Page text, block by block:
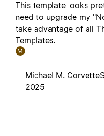
This template looks
need to upgrade my
take advantage of all
Templates.
M
Michael M.
2025